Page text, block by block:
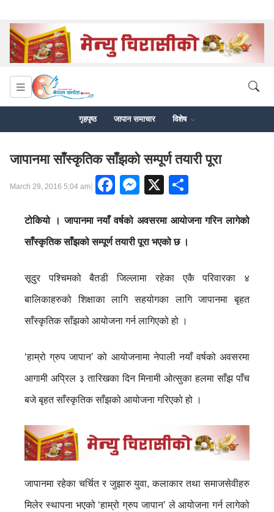
गृहपृष्ठ जापान समाचार विशेष
जापानमा साँस्कृतिक साँझको सम्पूर्ण तयारी पूरा
March 29, 2016 5:04 am| Facebook
Messenger
X
टोकियो । जापानमा नयाँ वर्षको अवसरमा आयोजना गरिन लागेको
साँस्कृतिक साँझको सम्पूर्ण तयारी पूरा भएको छ ।
सूदुर पश्चिमको बैतडी जिल्लामा रहेका एकै परिवारका ४
बालिकाहरुको शिक्षाका लागि सहयोगका लागि जापानमा बृहत
साँस्कृतिक साँझको आयोजना गर्न लागिएको हो ।
‘हाम्रो ग्रुप जापान’ को आयोजनामा नेपाली नयाँ वर्षको अवसरमा
आगामी अप्रिल ३ तारिखका दिन मिनामी ओत्सुका हलमा साँझ पाँच
बजे बृहत साँस्कृतिक साँझको आयोजना गरिएको हो ।
जापानमा रहेका चर्चित र जुझारु युवा, कलाकार तथा समाजसेवीहरु
मिलेर स्थापना भएको ‘हाम्रो ग्रुप जापान’ ले आयोजना गर्न लागेको